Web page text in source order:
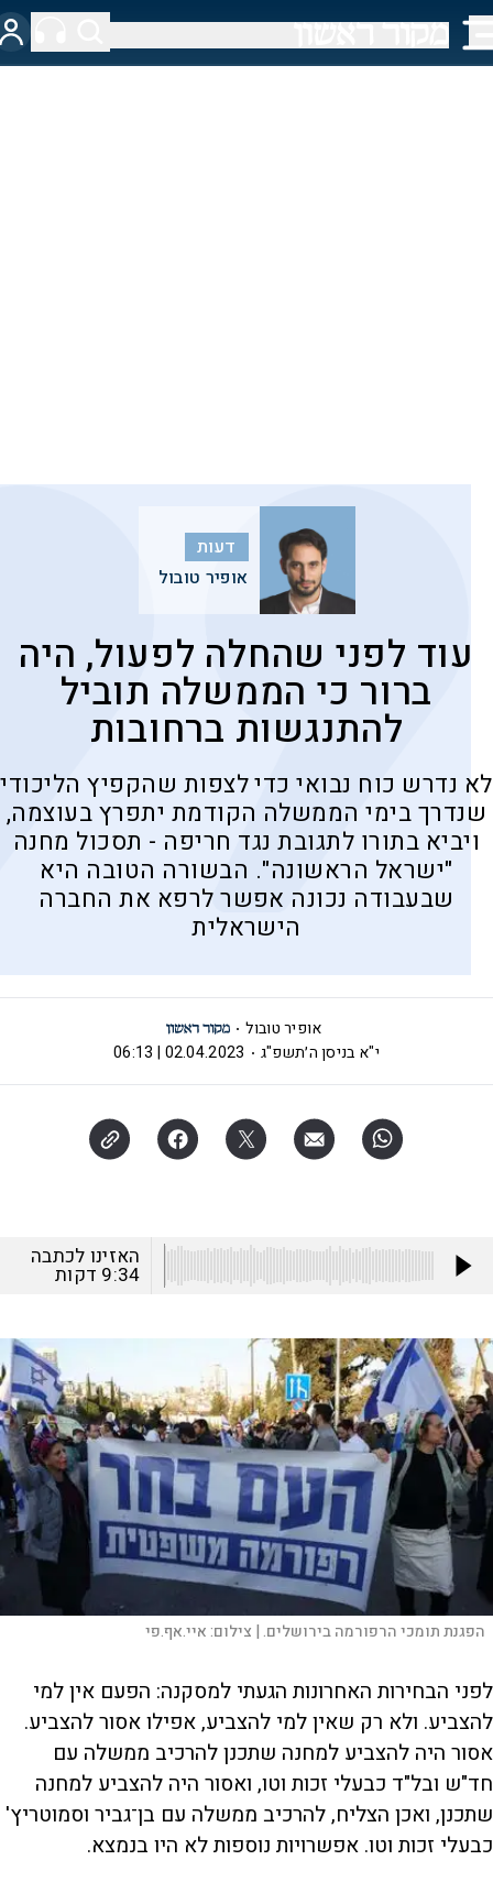
דעות
אופיר טובול
עוד לפני שהחלה לפעול, היה
ברור כי הממשלה תוביל
להתנגשות ברחובות
לא נדרש כוח נבואי כדי לצפות שהקפיץ הליכודי
שנדרך בימי הממשלה הקודמת יתפרץ בעוצמה,
ויביא בתורו לתגובת נגד חריפה - תסכול מחנה
"ישראל הראשונה". הבשורה הטובה היא
שבעבודה נכונה אפשר לרפא את החברה
הישראלית
אופיר טובול
י"א בניסן ה׳תשפ"ג
02.04.2023 | 06:13
האזינו לכתבה
9:34 דקות
הפגנת תומכי הרפורמה בירושלים. | צילום:איי.אף.פי
לפני הבחירות האחרונות הגעתי למסקנה: הפעם אין למי
להצביע. ולא רק שאין למי להצביע, אפילו אסור להצביע.
אסור היה להצביע למחנה שתכנן להרכיב ממשלה עם
חד"ש ובל"ד כבעלי זכות וטו, ואסור היה להצביע למחנה
שתכנן, ואכן הצליח, להרכיב ממשלה עם בן־גביר וסמוטריץ'
כבעלי זכות וטו. אפשרויות נוספות לא היו בנמצא.